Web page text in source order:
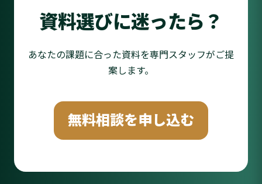
資料選びに迷ったら？
あなたの課題に合った資料を専門スタッフがご提
案します。
無料相談を申し込む